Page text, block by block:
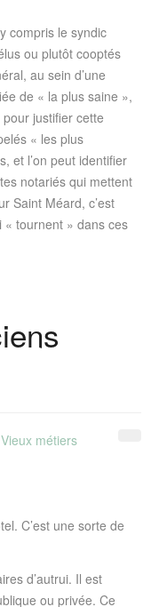
compris le syndic
ou plutôt cooptés
au sein d’une
de « la plus saine »,
justifier cette
« les plus
et l’on peut identifier
notariés qui mettent
Saint Méard, c’est
tournent » dans ces
Vieux métiers
C’est une sorte de
d’autrui. Il est
ou privée. Ce